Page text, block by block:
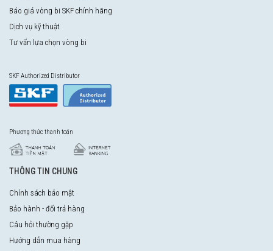
Báo giá vòng bi SKF chính hãng
Dịch vụ kỹ thuật
Tư vấn lựa chọn vòng bi
SKF Authorized Distributor
Phương thức thanh toán
THÔNG TIN CHUNG
Chính sách bảo mật
Bảo hành - đổi trả hàng
Câu hỏi thường gặp
Hướng dẫn mua hàng